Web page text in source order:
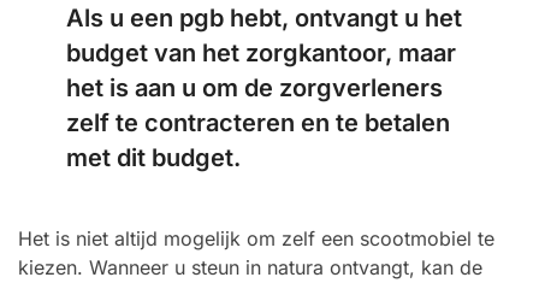
Als u een pgb hebt, ontvangt u het
budget van het zorgkantoor, maar
het is aan u om de zorgverleners
zelf te contracteren en te betalen
met dit budget.
Het is niet altijd mogelijk om zelf een scootmobiel te
kiezen. Wanneer u steun in natura ontvangt, kan de